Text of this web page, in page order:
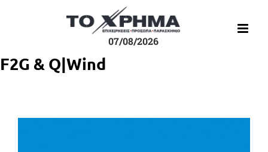
07/08/2026
F2G & Q|Wind